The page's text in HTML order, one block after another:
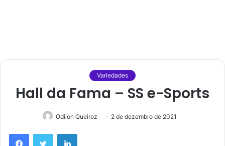
Variedades
Hall da Fama – SS e-Sports
Odilon Queiroz 2 de dezembro de 2021
FacebookTwitter Linkedin